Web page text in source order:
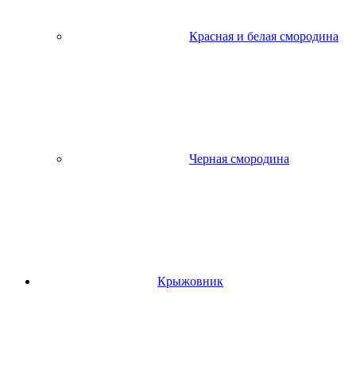
Красная и белая смородина
Черная смородина
Крыжовник